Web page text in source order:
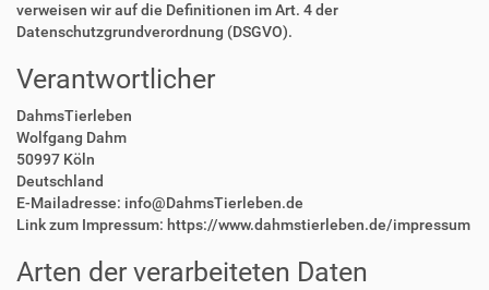
verweisen wir auf die Definitionen im Art. 4 der
Datenschutzgrundverordnung (DSGVO).
Verantwortlicher
DahmsTierleben
Wolfgang Dahm
50997 Köln
Deutschland
E-Mailadresse: info@DahmsTierleben.de
Link zum Impressum: https://www.dahmstierleben.de/impressum
Arten der verarbeiteten Daten